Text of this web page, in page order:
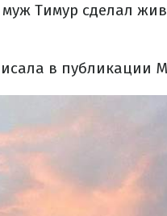
Тимур сделал
в публикации